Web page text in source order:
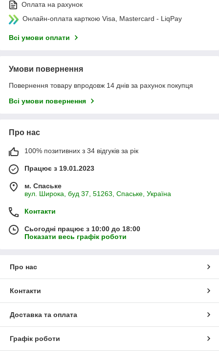
Оплата на рахунок
Онлайн-оплата карткою Visa, Mastercard - LiqPay
Всі умови оплати
Умови повернення
Повернення товару впродовж 14 днів за рахунок покупця
Всі умови повернення
Про нас
100% позитивних з 34 відгуків за рік
Працює з 19.01.2023
м. Спаське
вул. Широка, буд 37, 51263, Спаське, Україна
Контакти
Сьогодні працює з 10:00 до 18:00
Показати весь графік роботи
Про нас
Контакти
Доставка та оплата
Графік роботи